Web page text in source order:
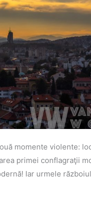
momente violente:
primei conflagraţii
Iar urmele